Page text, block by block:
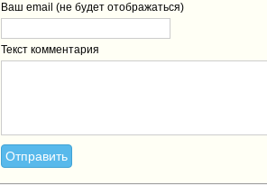
Ваш email (не будет отображаться)
Текст комментария